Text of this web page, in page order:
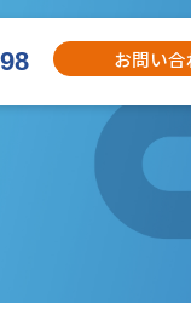
お問い合